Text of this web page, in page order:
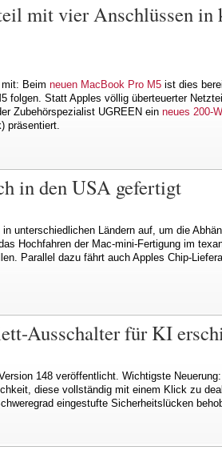
mit vier Anschlüssen in
Beim neuen MacBook Pro M5 ist dies
folgen. Statt Apples völlig überteuerter
Zubehörspezialist UGREEN ein neues 200-
präsentiert.
in den USA gefertigt
unterschiedlichen Ländern auf, um die
Hochfahren der Mac-mini-Fertigung im
Parallel dazu fährt auch Apples Chip-
Ausschalter für KI
148 veröffentlicht. Wichtigste
diese vollständig mit einem Klick zu
eingestufte Sicherheitslücken